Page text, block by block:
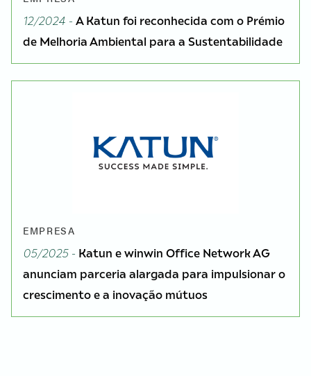
12/2024 - A Katun foi reconhecida com o Prémio
de Melhoria Ambiental para a Sustentabilidade
EMPRESA
05/2025 - Katun e winwin Office Network AG
anunciam parceria alargada para impulsionar o
crescimento e a inovação mútuos